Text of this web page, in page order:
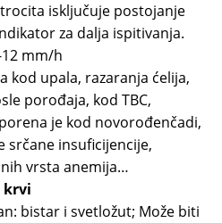
isključuje postojanje
za dalja ispitivanja.
mm/h
kod upala, razaranja ćelija,
porođaja, kod TBC,
je kod novorođenčadi,
srčane insuficijencije,
vrsta anemija…
krvi
bistar i svetložut; Može biti